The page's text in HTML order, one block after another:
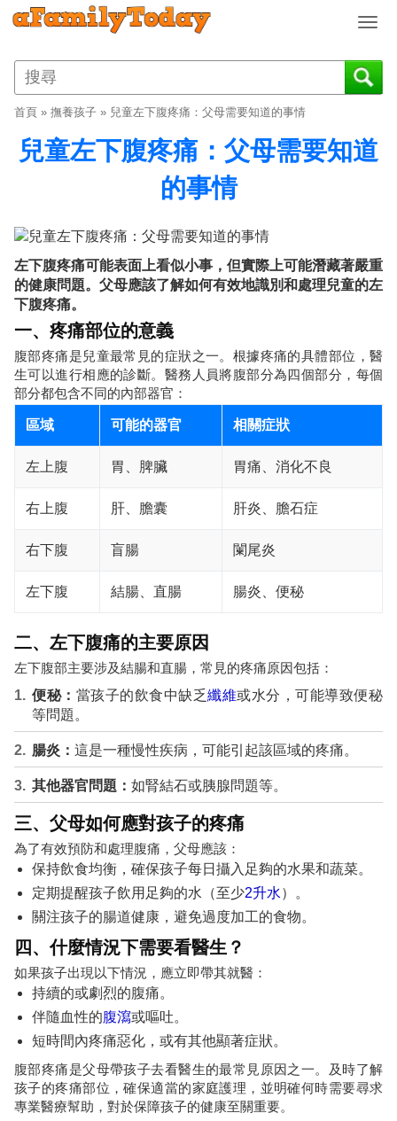
T
g
g
n
a
t
i
首頁 » 撫養孩子 » 兒童左下腹疼痛：父母需要知道的事情
兒童左下腹疼痛：父母需要知道
的事情
左下腹疼痛可能表面上看似小事，但實際上可能潛藏著嚴重
的健康問題。父母應該了解如何有效地識別和處理兒童的左
下腹疼痛。
一、疼痛部位的意義
腹部疼痛是兒童最常見的症狀之一。根據疼痛的具體部位，醫
生可以進行相應的診斷。醫務人員將腹部分為四個部分，每個
部分都包含不同的內部器官：
區域 可能的器官 相關症狀
左上腹 胃、脾臟 胃痛、消化不良
右上腹 肝、膽囊 肝炎、膽石症
右下腹 盲腸 闌尾炎
左下腹 結腸、直腸 腸炎、便秘
二、左下腹痛的主要原因
左下腹部主要涉及結腸和直腸，常見的疼痛原因包括：
便秘： 當孩子的飲食中缺乏纖維或水分，可能導致便秘
等問題。
腸炎： 這是一種慢性疾病，可能引起該區域的疼痛。
其他器官問題： 如腎結石或胰腺問題等。
三、父母如何應對孩子的疼痛
為了有效預防和處理腹痛，父母應該：
保持飲食均衡，確保孩子每日攝入足夠的水果和蔬菜。
定期提醒孩子飲用足夠的水（至少2升水）。
關注孩子的腸道健康，避免過度加工的食物。
四、什麼情況下需要看醫生？
如果孩子出現以下情況，應立即帶其就醫：
持續的或劇烈的腹痛。
伴隨血性的腹瀉或嘔吐。
短時間內疼痛惡化，或有其他顯著症狀。
腹部疼痛是父母帶孩子去看醫生的最常見原因之一。及時了解
孩子的疼痛部位，確保適當的家庭護理，並明確何時需要尋求
專業醫療幫助，對於保障孩子的健康至關重要。